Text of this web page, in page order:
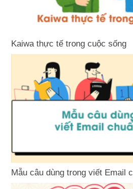
Kaiwa thực tế trong cuộc sống
Mẫu câu dùng trong viết Email